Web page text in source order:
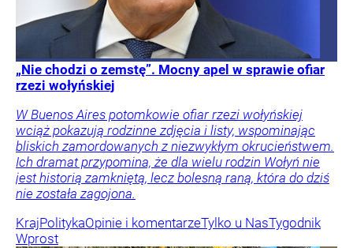
„Nie chodzi o zemstę”. Mocny apel w sprawie ofiar
rzezi wołyńskiej
W Buenos Aires potomkowie ofiar rzezi wołyńskiej
wciąż pokazują rodzinne zdjęcia i listy, wspominając
bliskich zamordowanych z niezwykłym okrucieństwem.
Ich dramat przypomina, że dla wielu rodzin Wołyń nie
jest historią zamkniętą, lecz bolesną raną, która do dziś
nie została zagojona.
KrajPolitykaOpinie i komentarzeTylko u NasTygodnik
Wprost